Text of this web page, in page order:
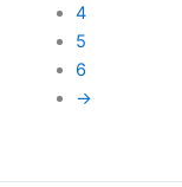
4
5
6
→